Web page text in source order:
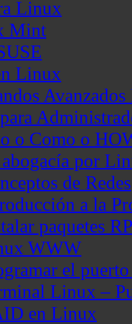
Linux
Mint
Linux
o Como o
por
de Redes
a la
paquetes
WWW
el
Linux –
en Linux